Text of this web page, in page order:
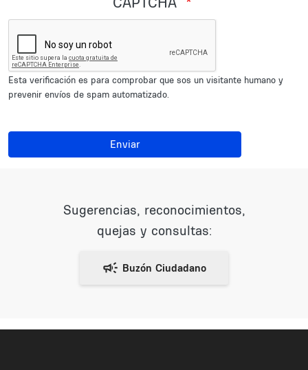
Esta verificación es para comprobar que sos un visitante humano y
prevenir envíos de spam automatizado.
Enviar
Sugerencias, reconocimientos,
quejas y consultas: